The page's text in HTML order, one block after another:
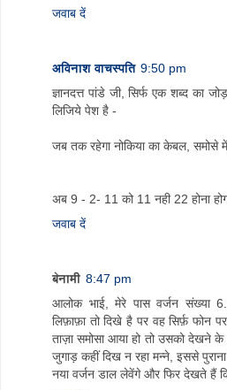
जवाब दें
अविनाश वाचस्पति 9:50 pm
ज्ञानदत्त पांडे जी, सिर्फ एक शब्द का
लिजिये पेश है -
जब तक रहेगा नोकिया का केबल, समोसे में
अब 9 - 2- 11 को 11 नही 22 होना
जवाब दें
बेनामी 8:47 pm
आलोक भाई, मेरे पास वर्जन संख्या
लिफ़ाफ़ा तो दिखे है पर वह सिर्फ़ फोन
ताज़ा समोसा आया हो तो उसको देखने
जुगाड़ कहीं दिख न रहा मन्ने, इससे
नया वर्जन डाल लेवेंगे और फिर देखते हैं